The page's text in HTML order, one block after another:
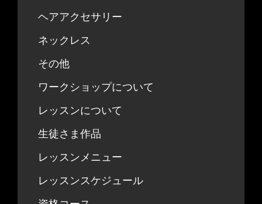
ヘアアクセサリー
ネックレス
その他
ワークショップについて
レッスンについて
生徒さま作品
レッスンメニュー
レッスンスケジュール